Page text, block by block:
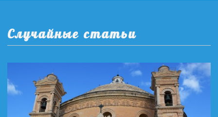
Случайные статьи